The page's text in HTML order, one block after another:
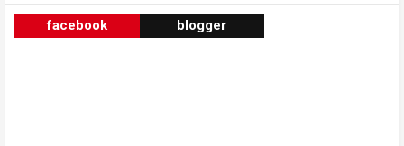
facebook blogger